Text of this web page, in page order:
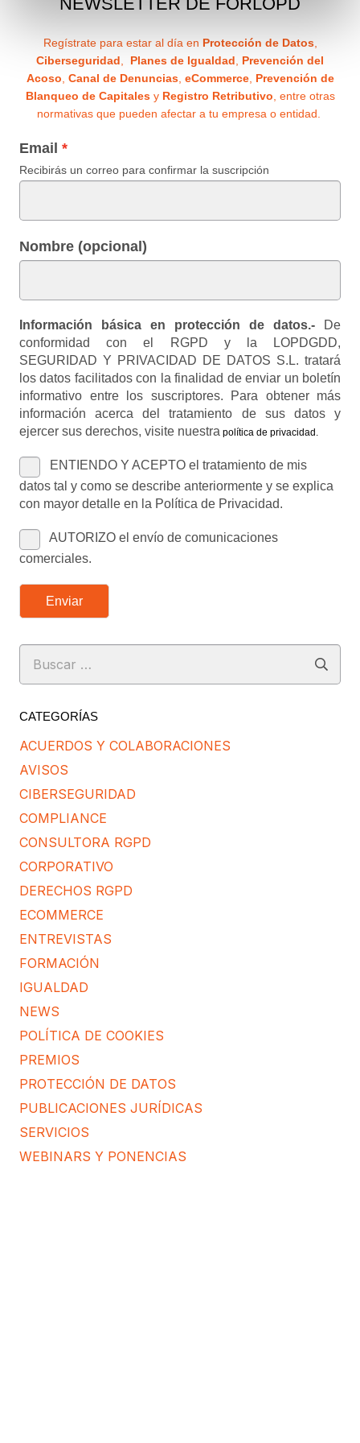
Regístrate para estar al día en Protección de Datos,
Ciberseguridad
Planes de Igualdad
Prevención del
Acoso Canal de Denuncias, eCommerce, Prevención de
Blanqueo de Capitalesy Registro Retributivo , entre otras
normativas que pueden afectar a tu empresa o entidad.
Email
Recibirás un correo para confirmar la suscripción
Nombre (opcional)
Información básica en protección de datos.- De
conformidad con el RGPD y la LOPDGDD,
SEGURIDAD Y PRIVACIDAD DE DATOS S.L. tratará
los datos facilitados con la finalidad de enviar un boletín
informativo entre los suscriptores. Para obtener más
información acerca del tratamiento de sus datos y
ejercer sus derechos, visite nuestra política de privacidad
ENTIENDO Y ACEPTO el tratamiento de mis
datos tal y como se describe anteriormente y se explica
con mayor detalle en la Política de Privacidad.
AUTORIZO el envío de comunicaciones
comerciales.
Enviar
Buscar:
CATEGORÍAS
ACUERDOS Y COLABORACIONES
AVISOS
CIBERSEGURIDAD
COMPLIANCE
CONSULTORA RGPD
CORPORATIVO
DERECHOS RGPD
ECOMMERCE
ENTREVISTAS
FORMACIÓN
IGUALDAD
NEWS
POLÍTICA DE COOKIES
PREMIOS
PROTECCIÓN DE DATOS
PUBLICACIONES JURÍDICAS
SERVICIOS
WEBINARS Y PONENCIAS